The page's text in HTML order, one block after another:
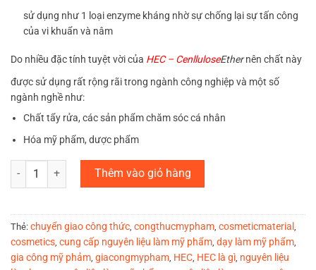
sử dụng như 1 loại enzyme kháng nhờ sự chống lại sự tấn công
của vi khuẩn và nâm
Do nhiều đặc tính tuyệt vời của HEC – CenlluloseEthernên chất này
được sử dụng rất rộng rãi trong ngành công nghiệp và một số
ngành nghề như:
Chất tẩy rửa, các sản phẩm chăm sóc cá nhân
Hóa mỹ phẩm, dược phẩm
HEC số lượng Thêm vào giỏ hàng
Thẻ: chuyển giao công thức congthucmypham cosmeticmaterial
cosmetics cung cấp nguyên liệu làm mỹ phẩm dạy làm mỹ phẩm
gia công mỹ phảm giacongmypham HEC HEC là gì nguyên liệu